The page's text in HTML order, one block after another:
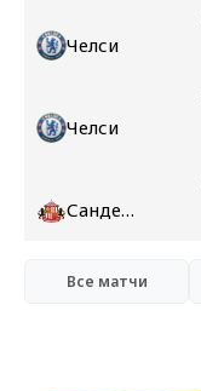
Челси
Челси
Сандерленд
Все матчи